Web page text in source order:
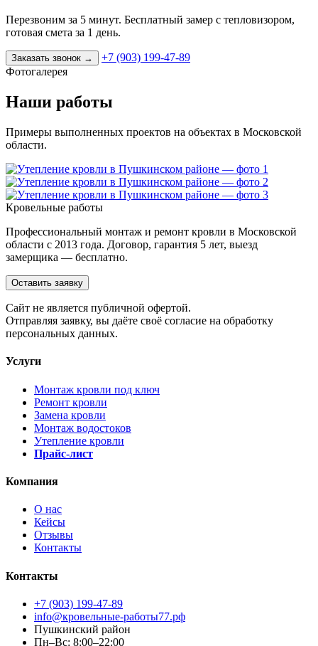
Перезвоним за 5 минут. Бесплатный замер с тепловизором,
готовая смета за 1 день.
Заказать звонок →
+7 (903) 199-47-89
Фотогалерея
Наши работы
Примеры выполненных проектов на объектах в Московской
области.
Кровельные работы
Профессиональный монтаж и ремонт кровли в Московской
области с 2013 года. Договор, гарантия 5 лет, выезд
замерщика — бесплатно.
Оставить заявку
Cайт не является публичной офертой.
Отправляя заявку, вы даёте своё согласие на обработку
персональных данных.
Услуги
Монтаж кровли под ключ
Ремонт кровли
Замена кровли
Монтаж водостоков
Утепление кровли
Прайс-лист
Компания
О нас
Кейсы
Отзывы
Контакты
Контакты
+7 (903) 199-47-89
info@кровельные-работы77.рф
Пушкинский район
Пн–Вс: 8:00–22:00